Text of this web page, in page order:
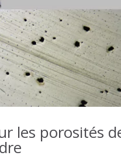
les porosités